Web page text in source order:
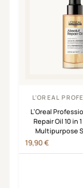
L'OREAL
L’Oreal
Repair Oil 10 in
Multipurpose
19,90€